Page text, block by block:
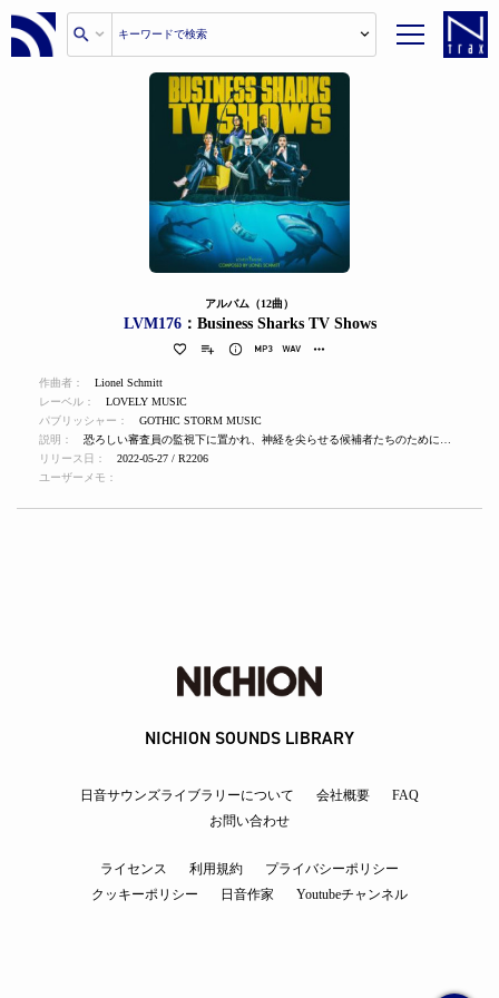
アルバム（12曲）
LVM176：Business Sharks TV Shows
作曲者：
Lionel Schmitt
レーベル：
LOVELY MUSIC
パブリッシャー：
GOTHIC STORM MUSIC
説明：
リリース日：
2022-05-27 / R2206
ユーザーメモ：
NICHION SOUNDS LIBRARY
日音サウンズライブラリーについて 会社概要
FAQ
お問い合わせ
ライセンス 利用規約
プライバシーポリシー
クッキーポリシー
日音作家 Youtubeチャンネル